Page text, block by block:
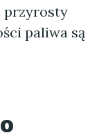
przyrosty
paliwa są